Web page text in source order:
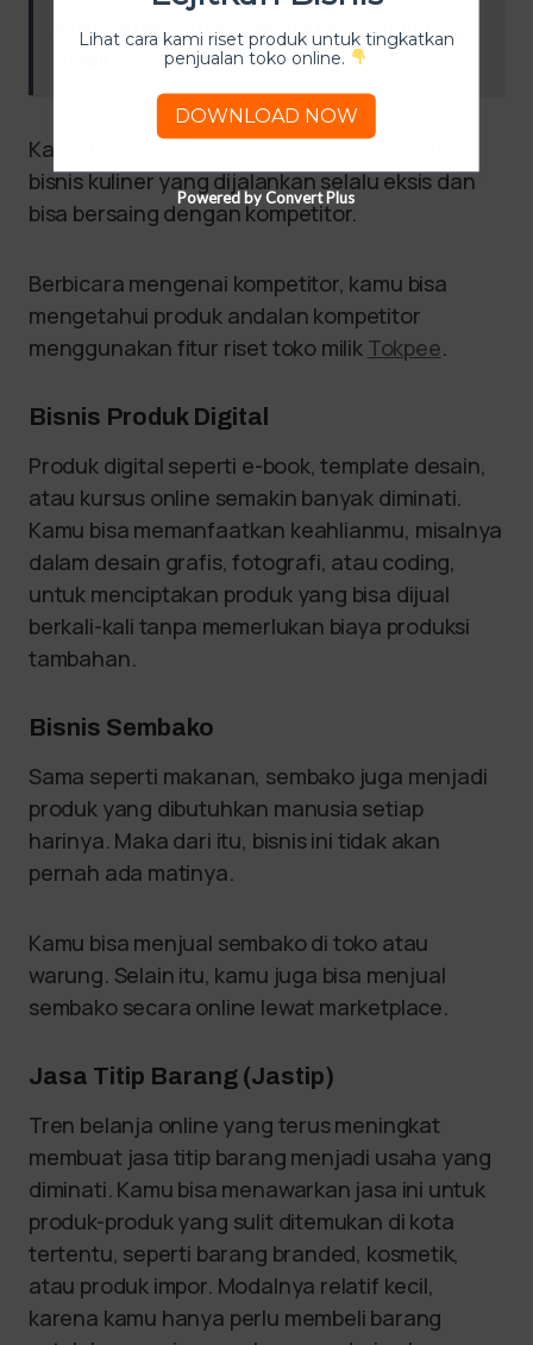
Ayam Petelur 20 Ekor, Modal Kecil Untung
Kamu bisa melakukan berbagai inovasi agar
bisnis kuliner yang dijalankan selalu eksis dan
bisa bersaing dengan kompetitor.
Berbicara mengenai kompetitor, kamu bisa
mengetahui produk andalan kompetitor
menggunakan fitur riset toko milik Tokpee.
Bisnis Produk Digital
Produk digital seperti e-book, template desain,
atau kursus online semakin banyak diminati.
Kamu bisa memanfaatkan keahlianmu, misalnya
dalam desain grafis, fotografi, atau coding,
untuk menciptakan produk yang bisa dijual
berkali-kali tanpa memerlukan biaya produksi
tambahan.
Bisnis Sembako
Sama seperti makanan, sembako juga menjadi
produk yang dibutuhkan manusia setiap
harinya. Maka dari itu, bisnis ini tidak akan
pernah ada matinya.
Kamu bisa menjual sembako di toko atau
warung. Selain itu, kamu juga bisa menjual
sembako secara online lewat marketplace.
Jasa Titip Barang (Jastip)
Tren belanja online yang terus meningkat
membuat jasa titip barang menjadi usaha yang
diminati. Kamu bisa menawarkan jasa ini untuk
produk-produk yang sulit ditemukan di kota
tertentu, seperti barang branded, kosmetik,
atau produk impor. Modalnya relatif kecil,
karena kamu hanya perlu membeli barang
Lihat cara kami riset produk untuk tingkatkan
penjualan toko online.
DOWNLOAD NOW
Powered by Convert Plus